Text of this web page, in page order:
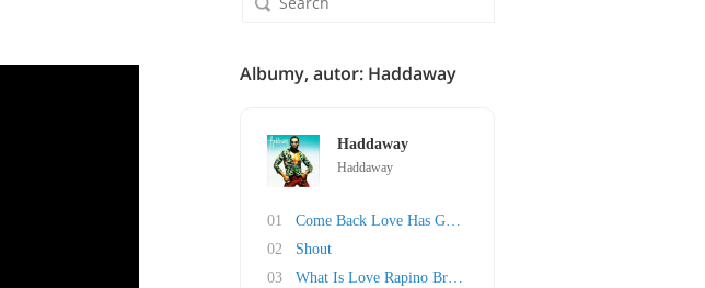
Albumy, autor: Haddaway
Haddaway
Haddaway
01
Come Back Love Has Got A Hold On Me
02
Shout
03
What Is Love Rapino Brothers Mix